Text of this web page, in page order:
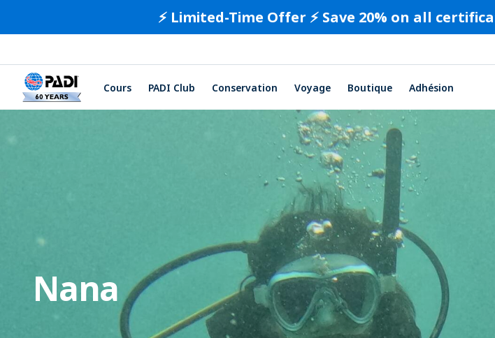
⚡️ Limited-Time Offer ⚡️ Save 20% on all
Cours PADI Club Conservation Voyage Boutique Adhésion
Nana